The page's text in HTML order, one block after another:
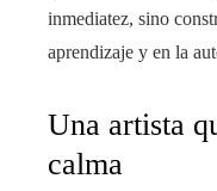
inmediatez, sino
aprendizaje y en la
Una artista
calma